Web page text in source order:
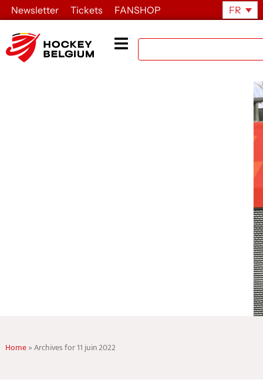
Newsletter Tickets FANSHOP FR
Home»Archives for 11 juin 2022